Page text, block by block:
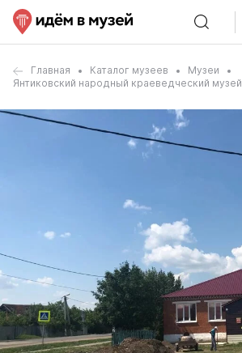
Главная Каталог музеев
Музеи
Янтиковский народный краеведческий музей